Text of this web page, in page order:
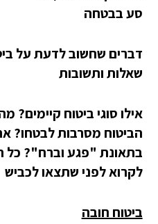
סע בבטחה
דברים שחשוב לדעת על
שאלות ותשובות
אילו סוגי ביטוח
הביטוח מסרבות לבטחו?
בתאונת "פגע וברח"? כל
לקרוא לפני שתצאו לכביש
ביטוח חובה